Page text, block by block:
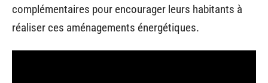
complémentaires pour encourager leurs habitants à
réaliser ces aménagements énergétiques.